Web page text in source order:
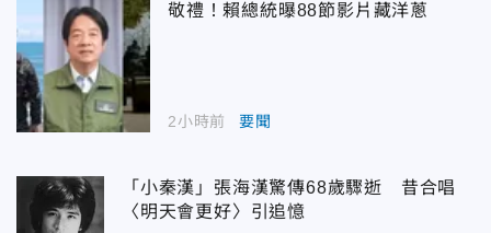
敬禮！賴總統曝88節影片藏洋蔥
2小時前 要聞
「小秦漢」張海漢驚傳68歲驟逝 昔合唱
〈明天會更好〉引追憶